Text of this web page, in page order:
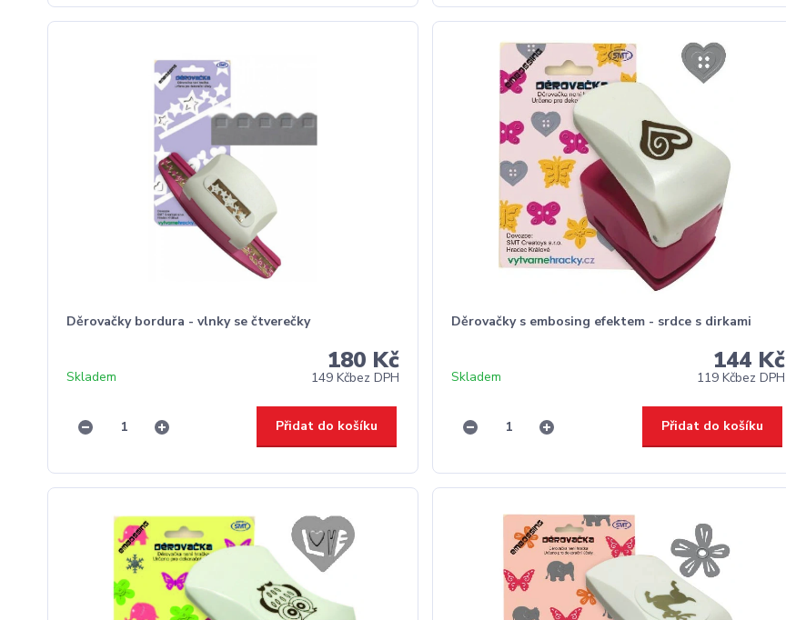
Děrovačky bordura - vlnky se čtverečky
180 Kč
149 Kčbez DPH
Skladem
Přidat do košíku
Děrovačky s embosing efektem - srdce s dirkami
144 Kč
119 Kčbez DPH
Skladem
Přidat do košíku